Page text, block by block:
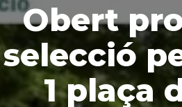
Obert
selecció
1 plaça